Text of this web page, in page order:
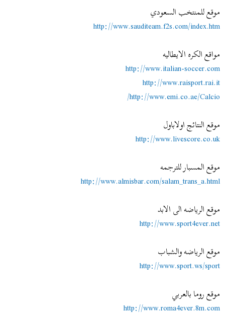
موقع للمنتخب السعودي
http://www.sauditeam.f2s.com/index.htm
مواقع الكره الايطاليه
http://www.italian-soccer.com
http://www.raisport.rai.it
http://www.emi.co.ae/Calcio/
موقع النتائج اولاباول
http://www.livescore.co.uk
موقع المسبار للترجمه
http://www.almisbar.com/salam_trans_a.html
موقع الرياضه الى الابد
http://www.sport4ever.net
موقع الرياضه والشباب
http://www.sport.ws/sport
موقع روما بالعربي
http://www.roma4ever.8m.com